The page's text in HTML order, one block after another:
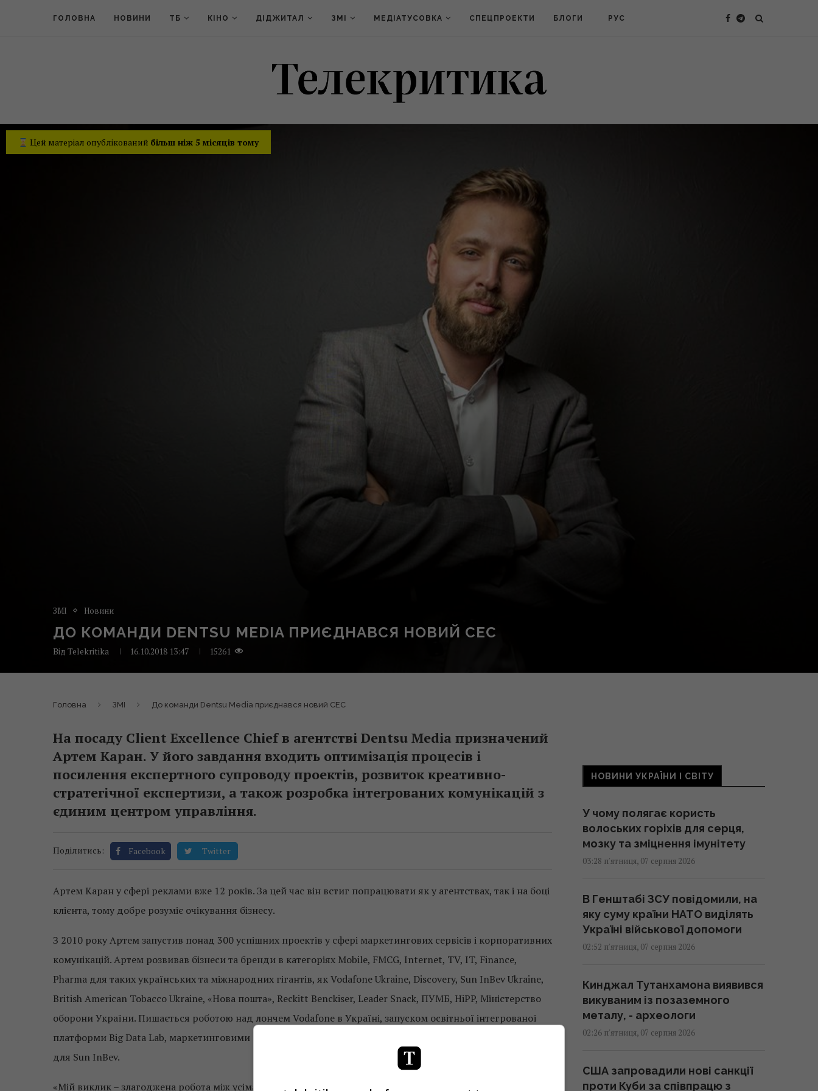
ГОЛОВНА НОВИНИ ТБ КІНО ДІДЖИТАЛ ЗМІ МЕДІАТУСОВКА СПЕЦПРОЕКТИ БЛОГИ РУС
Цей матеріал опублікований більш ніж 5 місяців тому
ЗМІ Новини
ДО КОМАНДИ DENTSU MEDIA ПРИЄДНАВСЯ НОВИЙ CEC
Від Telekritika 16.10.2018 13:47 15261
Головна ЗМІ До команди Dentsu Media приєднався новий CEC
На посаду Client Excellence Chief в агентстві Dentsu Media призначений
Артем Каран. У його завдання входить оптимізація процесів і
посилення експертного супроводу проектів, розвиток креативно-
стратегічної експертизи, а також розробка інтегрованих комунікацій з
єдиним центром управління.
Поділитись: Facebook Twitter
Артем Каран у сфері реклами вже 12 років. За цей час він встиг попрацювати як у агентствах, так і на боці
клієнта, тому добре розуміє очікування бізнесу.
З 2010 року Артем запустив понад 300 успішних проектів у сфері маркетингових сервісів і корпоративних
комунікацій. Артем розвивав бізнеси та бренди в категоріях Mobile, FMCG, Internet, TV, IT, Finance,
Pharma для таких українських та міжнародних гігантів, як Vodafone Ukraine, Discovery, Sun InBev Ukraine,
British American Tobacco Ukraine, «Нова пошта», Reckitt Benckiser, Leader Snack, ПУМБ, HiPP, Міністерство
оборони України. Пишається роботою над лончем Vodafone в Україні, запуском освітньої інтегрованої
платформи Big Data Lab, маркетинговими комунікаціями для «Нової пошти» і спонсорськими проявами
для Sun InBev.
«Мій виклик – злагоджена робота між усіма стратегічними відділами, використання клієнтського досвіду
НОВИНИ УКРАЇНИ І СВІТУ
У чому полягає користь
волоських горіхів для серця,
мозку та зміцнення імунітету
03:28 п'ятниця, 07 серпня 2026
В Генштабі ЗСУ повідомили, на
яку суму країни НАТО виділять
Україні військової допомоги
02:52 п'ятниця, 07 серпня 2026
Кинджал Тутанхамона виявився
викуваним із позаземного
металу, - археологи
02:26 п'ятниця, 07 серпня 2026
США запровадили нові санкції
проти Куби за співпрацю з